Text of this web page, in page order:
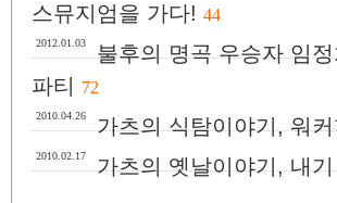
스뮤지엄을 가다! 44
2012.01.03
불후의 명곡 우승자 임
파티
72
2010.04.26 가츠의 식탐이야기, 워
2010.02.17 가츠의 옛날이야기, 내